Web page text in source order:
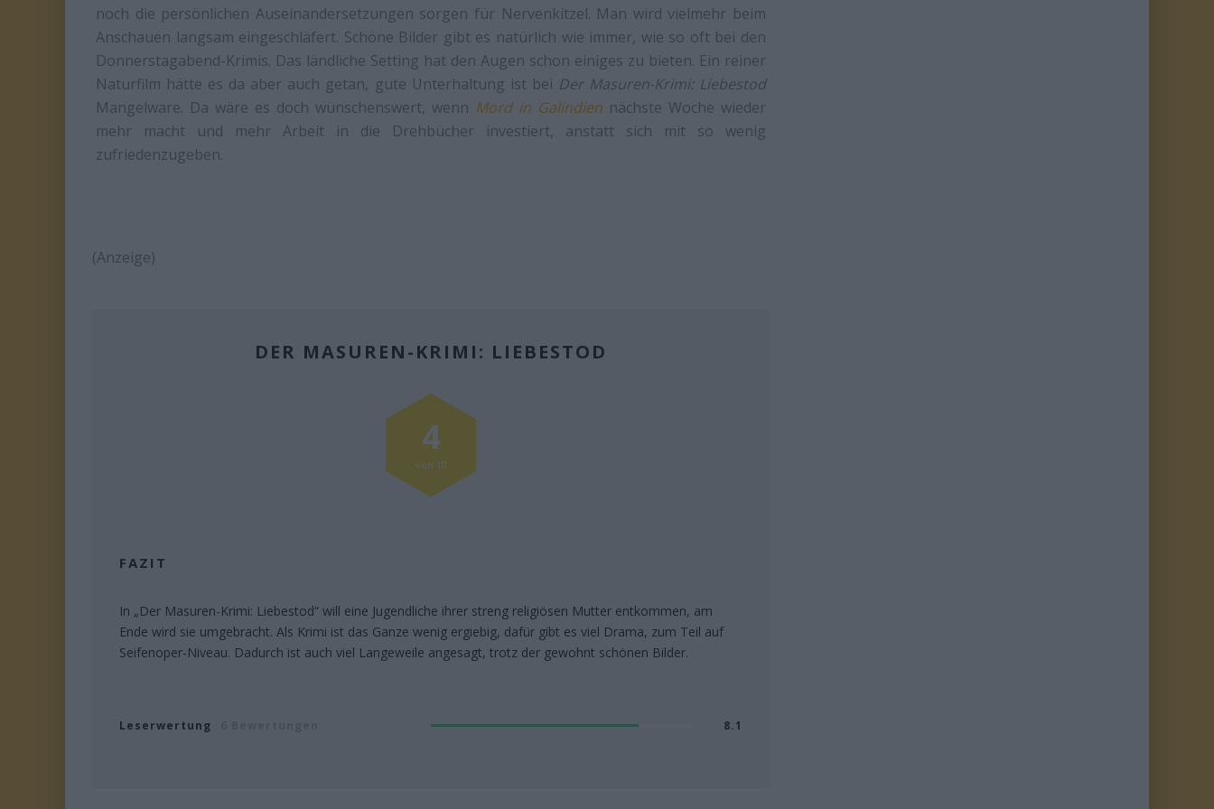
noch die persönlichen Auseinandersetzungen sorgen für Nervenkitzel. Man wird vielmehr beim
Anschauen langsam eingeschläfert. Schöne Bilder gibt es natürlich wie immer, wie so oft bei den
Donnerstagabend-Krimis. Das ländliche Setting hat den Augen schon einiges zu bieten. Ein reiner
Naturfilm hätte es da aber auch getan, gute Unterhaltung ist bei Der Masuren-Krimi: Liebestod
Mangelware. Da wäre es doch wünschenswert, wenn Mord in Galindien nächste Woche wieder
mehr macht und mehr Arbeit in die Drehbücher investiert, anstatt sich mit so wenig
zufriedenzugeben.
(Anzeige)
DER MASUREN-KRIMI: LIEBESTOD
FAZIT
In „Der Masuren-Krimi: Liebestod“ will eine Jugendliche ihrer streng religiösen Mutter entkommen, am
Ende wird sie umgebracht. Als Krimi ist das Ganze wenig ergiebig, dafür gibt es viel Drama, zum Teil auf
Seifenoper-Niveau. Dadurch ist auch viel Langeweile angesagt, trotz der gewohnt schönen Bilder.
Leserwertung 8.1
4
von 10